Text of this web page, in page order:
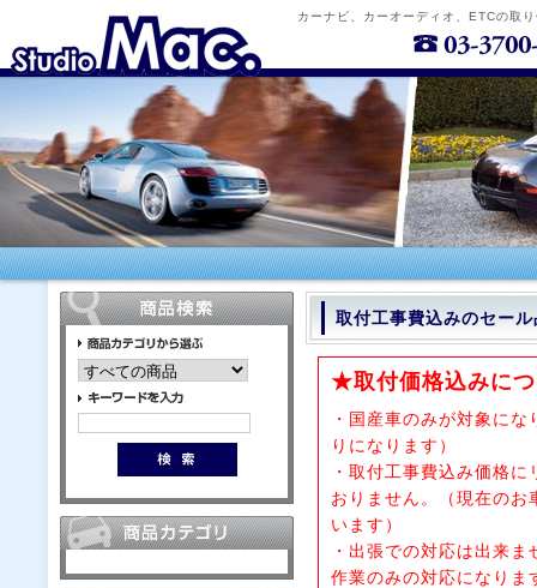
カーナビ、カーオーディオ、ETCの取
取付工事費込みのセー
★取付価格込みに
・国産車のみが対象に
りになります）
・取付工事費込み価格
おりません。（現在のお
います）
・出張での対応は出来
作業のみの対応になりま